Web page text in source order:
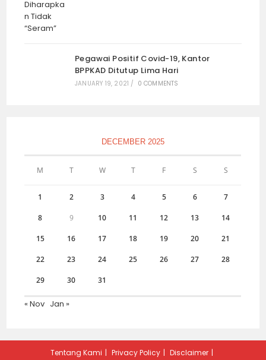
Pegawai Positif Covid-19, Kantor
BPPKAD Ditutup Lima Hari
JANUARY 19, 2021 / 0 COMMENTS
DECEMBER 2025
M T W T F S S
1 2 3 4 5 6 7
8 9 10 11 12 13 14
15 16 17 18 19 20 21
22 23 24 25 26 27 28
29 30 31
« Nov Jan »
Tentang Kami Privacy Policy
Disclaimer